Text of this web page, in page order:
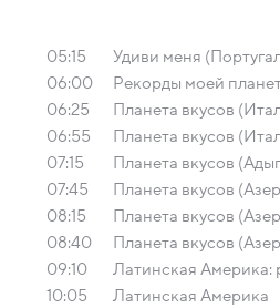
05:15
Удиви меня
06:00
Рекорды моей
06:25
Планета вкусов
06:55
Планета вкусов
07:15
Планета вкусов
07:45
Планета вкусов
08:15
Планета вкусов
08:40
Планета вкусов
09:10
Латинская Америка:
10:05
Латинская Америка